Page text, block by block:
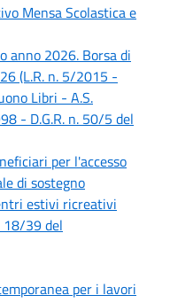
Mensa Scolastica e
anno 2026. Borsa di
(L.R. n. 5/2015 -
Libri - A.S.
- D.G.R. n. 50/5 del
per l'accesso
di sostegno
estivi ricreativi
18/39 del
per i lavori